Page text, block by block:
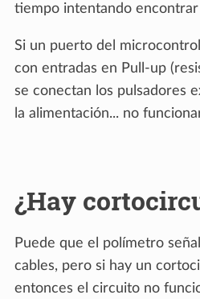
tiempo intentando encontrar
Si un puerto del
con entradas en Pull-up
se conectan los pulsadores
la alimentación... no
¿Hay
Puede que el polímetro
cables, pero si hay un
entonces el circuito no